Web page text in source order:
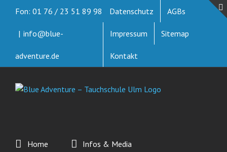
springen
Fon: 01 76 / 23 51 89 98
| info@blue-
adventure.de
Datenschutz AGBs
Impressum Sitemap
Kontakt
Home Infos & Media